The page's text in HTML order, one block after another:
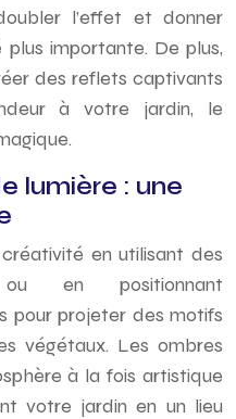
l’effet et donner
plus importante. De plus,
des reflets captivants
à votre jardin, le
lumière : une
en utilisant des
en positionnant
pour projeter des motifs
végétaux. Les ombres
à la fois artistique
votre jardin en un lieu